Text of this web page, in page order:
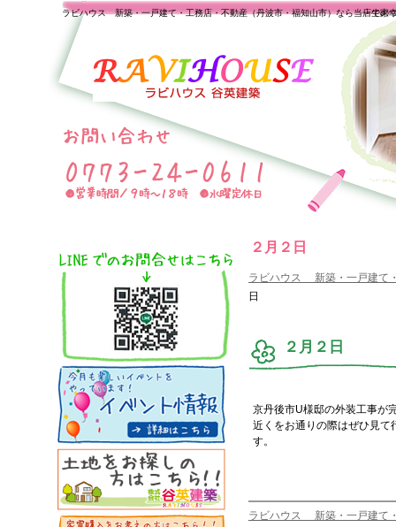
２月２日
一生の
ラビハウス 新築・一戸建て・工務店・不動産（丹波市・福知山市）なら当店で家
ラビハウス 新築・一戸建て
日
２月２日
京丹後市U様邸の外装工事が
近くをお通りの際はぜひ見て
す。
ラビハウス 新築・一戸建て